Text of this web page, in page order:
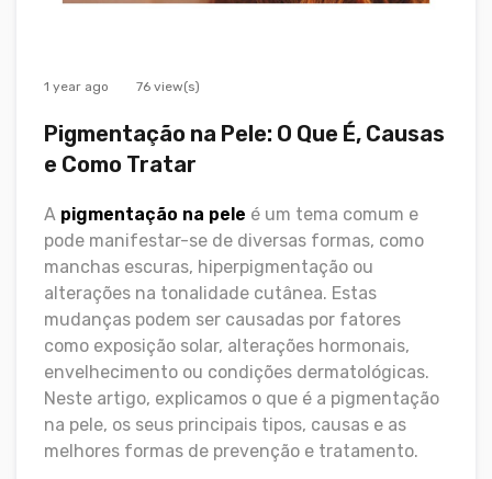
1 year ago 76 view(s)
Pigmentação na Pele: O Que É, Causas
e Como Tratar
A pigmentação na pele é um tema comum e
pode manifestar-se de diversas formas, como
manchas escuras, hiperpigmentação ou
alterações na tonalidade cutânea. Estas
mudanças podem ser causadas por fatores
como exposição solar, alterações hormonais,
envelhecimento ou condições dermatológicas.
Neste artigo, explicamos o que é a pigmentação
na pele, os seus principais tipos, causas e as
melhores formas de prevenção e tratamento.